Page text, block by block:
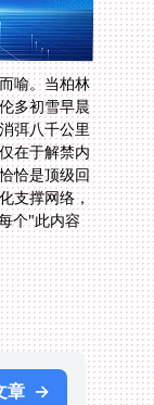
喻。当柏林
多初雪早晨
弭八千公里
在于解禁内
恰是顶级回
支撑网络，
每个"此内容
章 →